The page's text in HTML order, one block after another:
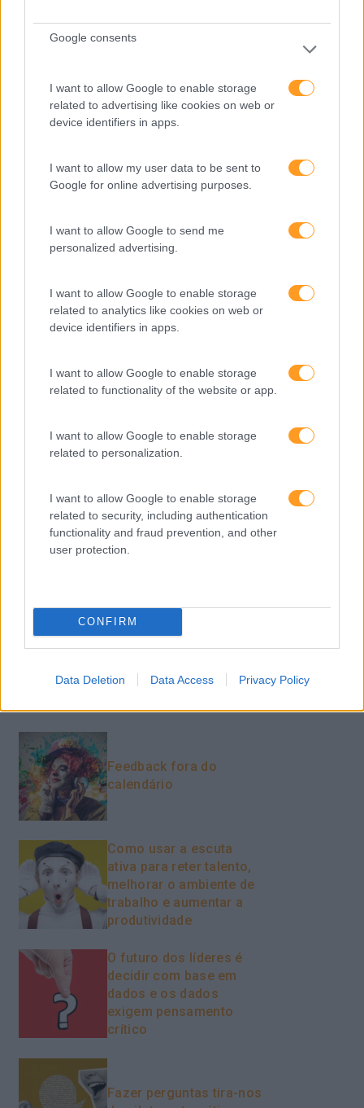
Google consents
I want to allow Google to enable storage
related to advertising like cookies on web or
device identifiers in apps.
I want to allow my user data to be sent to
Google for online advertising purposes.
I want to allow Google to send me
personalized advertising.
I want to allow Google to enable storage
related to analytics like cookies on web or
device identifiers in apps.
I want to allow Google to enable storage
related to functionality of the website or app.
I want to allow Google to enable storage
related to personalization.
I want to allow Google to enable storage
related to security, including authentication
functionality and fraud prevention, and other
user protection.
CONFIRM
Data Deletion Data Access Privacy Policy
Comunicação
Desenvolvimento
Desenvolvimento De Competências
Entrevista
Expo RH
Inglês
Keep In Mind
Mudança
Perspetivas
PORTO RH MEETING
Sem Categoria
Sustentabilidade
Vendas E Negociação
Recentes
Feedback fora do
calendário
Como usar a escuta
ativa para reter talento,
melhorar o ambiente de
trabalho e aumentar a
produtividade
O futuro dos líderes é
decidir com base em
dados e os dados
exigem pensamento
crítico
Fazer perguntas tira-nos